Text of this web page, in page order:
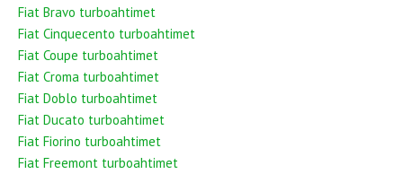
Fiat Bravo turboahtimet
Fiat Cinquecento turboahtimet
Fiat Coupe turboahtimet
Fiat Croma turboahtimet
Fiat Doblo turboahtimet
Fiat Ducato turboahtimet
Fiat Fiorino turboahtimet
Fiat Freemont turboahtimet